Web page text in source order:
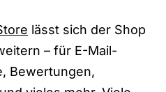
lässt sich der Shop
– für E-Mail-
Bewertungen,